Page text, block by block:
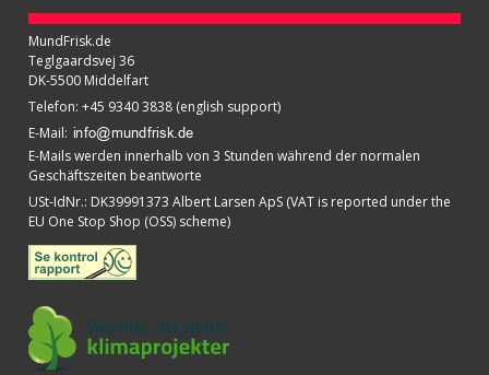
MundFrisk.de
Teglgaardsvej 36
DK-5500 Middelfart
Telefon: +45 9340 3838 (english support)
E-Mail:
E-Mails werden innerhalb von 3 Stunden während der normalen
Geschäftszeiten beantworte
USt-IdNr.: DK39991373 Albert Larsen ApS (VAT is reported under the
EU One Stop Shop (OSS) scheme)